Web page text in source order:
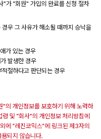
"가 "회원" 가입의 완료를 신청 절차
우 그 사유가 해소될 때까지 승낙을
가 있는 경우
발생한 경우
절하다고 판단되는 경우
의 개인정보를 보호하기 위해 노력하
및 "회사"의 개인정보 처리방침에
에 "레진코믹스"에 링크된 제3자의
되지 않습니다.